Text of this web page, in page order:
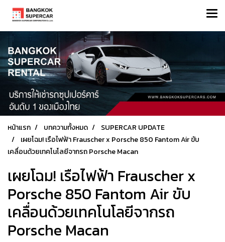
หน้าแรก บทความทั้งหมด
SUPERCAR UPDATE
เผยโฉม! เรือไฟฟ้า Frauscher x Porsche 850 Fantom Air ขับ
เคลื่อนด้วยเทคโนโลยีจากรถ Porsche Macan
เผยโฉม! เรือไฟฟ้า Frauscher x
Porsche 850 Fantom Air ขับ
เคลื่อนด้วยเทคโนโลยีจากรถ
Porsche Macan